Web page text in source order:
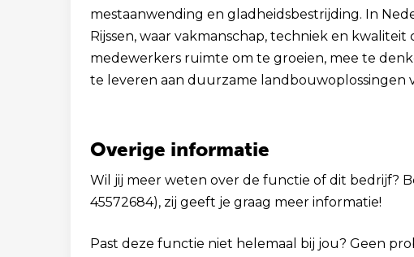
mestaanwending en gladheidsbestrijding. In
Rijssen, waar vakmanschap, techniek en
medewerkers ruimte om te groeien, mee te
te leveren aan duurzame landbouwoplossingen
Overige informatie
Wil jij meer weten over de functie of dit bedrijf?
45572684), zij geeft je graag meer informatie!
Past deze functie niet helemaal bij jou? Geen